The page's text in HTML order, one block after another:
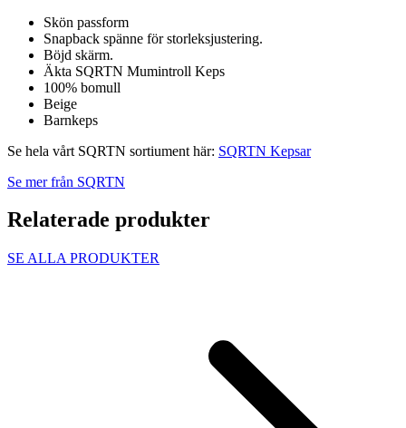
Skön passform
Snapback spänne för storleksjustering.
Böjd skärm.
Äkta SQRTN Mumintroll Keps
100% bomull
Beige
Barnkeps
Se hela vårt SQRTN sortiument här: SQRTN Kepsar
Se mer från SQRTN
Relaterade produkter
SE ALLA PRODUKTER